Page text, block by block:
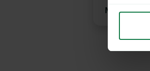
Met welke